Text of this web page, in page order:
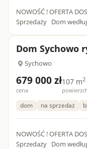
NOWOŚĆ ! OFERTA
Sprzedaży Dom
Dom Sychowo
Sychowo
679 000 zł
cena
107 m2
dom na sprzedaż
NOWOŚĆ ! OFERTA
Sprzedaży Dom